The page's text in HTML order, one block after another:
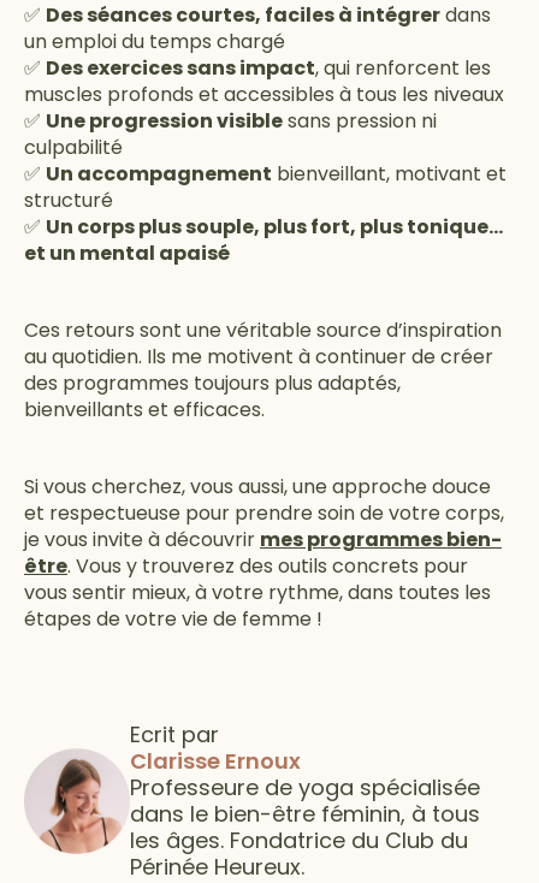
✅ Des séances courtes, faciles à intégrerdans
un emploi du temps chargé
✅ Des exercices sans impact, qui renforcent les
muscles profonds et accessibles à tous les niveaux
✅ Une progression visiblesans pression ni
culpabilité
✅ Un accompagnement bienveillant, motivant et
structuré
✅ Un corps plus souple, plus fort, plus tonique…
et un mental apaisé
Ces retours sont une véritable source d’inspiration
au quotidien. Ils me motivent à continuer de créer
des programmes toujours plus adaptés,
bienveillants et efficaces.
Si vous cherchez, vous aussi, une approche douce
et respectueuse pour prendre soin de votre corps,
je vous invite à découvrir mes programmes bien-
être. Vous y trouverez des outils concrets pour
vous sentir mieux, à votre rythme, dans toutes les
étapes de votre vie de femme !
Ecrit par
Clarisse Ernoux
Professeure de yoga spécialisée
dans le bien-être féminin, à tous
les âges. Fondatrice du Club du
Périnée Heureux.